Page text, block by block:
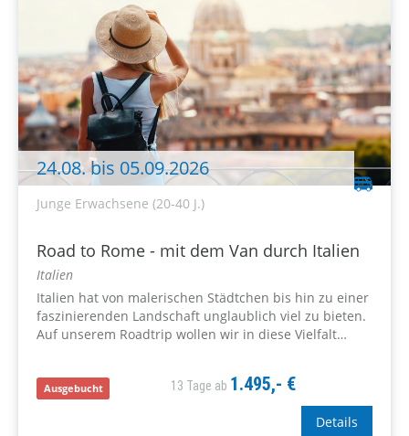
24.08. bis 05.09.2026
Junge Erwachsene (20-40 J.)
Road to Rome - mit dem Van durch Italien
Italien
Italien hat von malerischen Städtchen bis hin zu einer
faszinierenden Landschaft unglaublich viel zu bieten.
Auf unserem Roadtrip wollen wir in diese Vielfalt
Ausgebucht 13 Tage ab 1.495,- €
Details